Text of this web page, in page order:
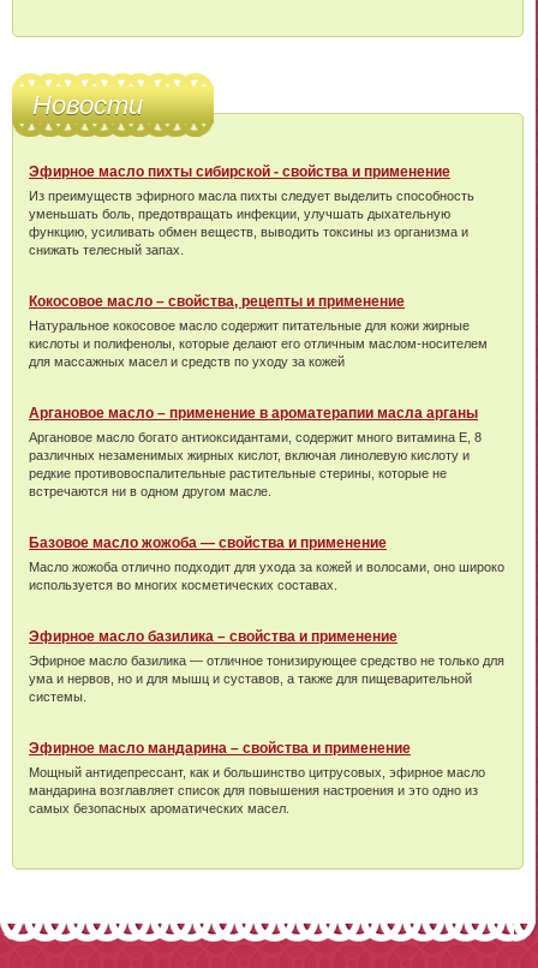
Новости
Эфирное масло пихты сибирской - свойства и применение
Из преимуществ эфирного масла пихты следует выделить способность
уменьшать боль, предотвращать инфекции, улучшать дыхательную
функцию, усиливать обмен веществ, выводить токсины из организма и
снижать телесный запах.
Кокосовое масло – свойства, рецепты и применение
Натуральное кокосовое масло содержит питательные для кожи жирные
кислоты и полифенолы, которые делают его отличным маслом-носителем
для массажных масел и средств по уходу за кожей
Аргановое масло – применение в ароматерапии масла арганы
Аргановое масло богато антиоксидантами, содержит много витамина Е, 8
различных незаменимых жирных кислот, включая линолевую кислоту и
редкие противовоспалительные растительные стерины, которые не
встречаются ни в одном другом масле.
Базовое масло жожоба — свойства и применение
Масло жожоба отлично подходит для ухода за кожей и волосами, оно широко
используется во многих косметических составах.
Эфирное масло базилика – свойства и применение
Эфирное масло базилика — отличное тонизирующее средство не только для
ума и нервов, но и для мышц и суставов, а также для пищеварительной
системы.
Эфирное масло мандарина – свойства и применение
Мощный антидепрессант, как и большинство цитрусовых, эфирное масло
мандарина возглавляет список для повышения настроения и это одно из
самых безопасных ароматических масел.